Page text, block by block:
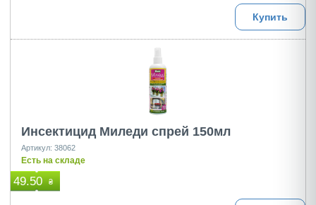
Купить
Инсектицид Миледи спрей 150мл
Артикул: 38062
Есть на складе
49.50 ₴